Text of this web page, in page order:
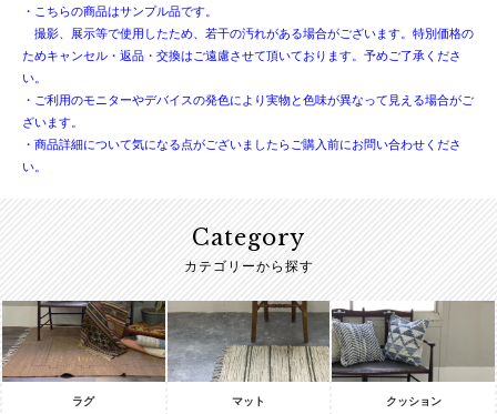
・こちらの商品はサンプル品です。
撮影、展示等で使用したため、若干の汚れがある場合がございます。特別価格の
ためキャンセル・返品・交換はご遠慮させて頂いております。予めご了承くださ
い。
・ご利用のモニターやデバイスの発色により実物と色味が異なって見える場合がご
ざいます。
・商品詳細について気になる点がございましたらご購入前にお問い合わせくださ
い。
Category
カテゴリーから探す
ラグ マット クッション